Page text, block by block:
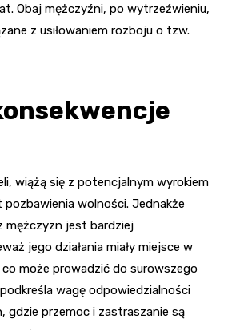
Obaj mężczyźni, po wytrzeźwieniu,
z usiłowaniem rozboju o tzw.
wiążą się z potencjalnym wyrokiem
wolności. Jednakże
mężczyzn jest bardziej
jego działania miały miejsce w
może prowadzić do surowszego
wagę odpowiedzialności
gdzie przemoc i zastraszanie są